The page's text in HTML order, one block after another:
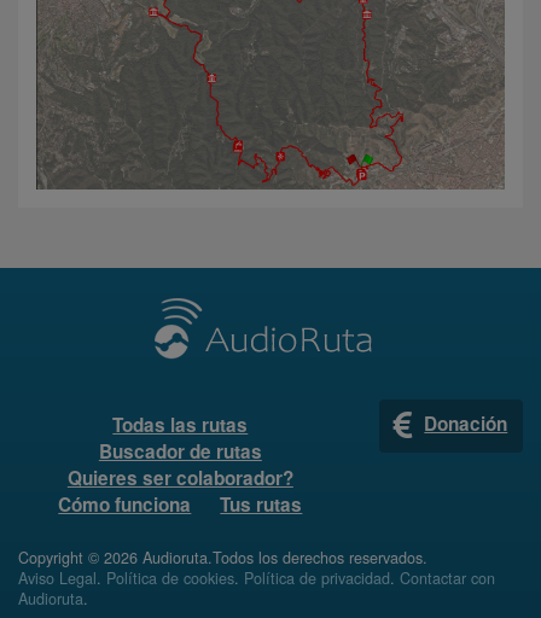
Todas las rutas
Buscador de rutas
Quieres ser colaborador?
Cómo funciona
Tus rutas
Donación
Copyright © 2026 Audioruta.Todos los derechos reservados.
Aviso Legal. Política de cookies. Política de privacidad. Contactar con
Audioruta.